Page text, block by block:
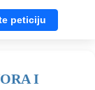
peticiju
I